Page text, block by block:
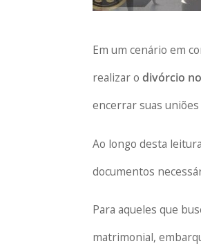
Em um cenário em
realizar odivórcio
encerrar suas
Ao longo desta
documentos
Para aqueles que
matrimonial,